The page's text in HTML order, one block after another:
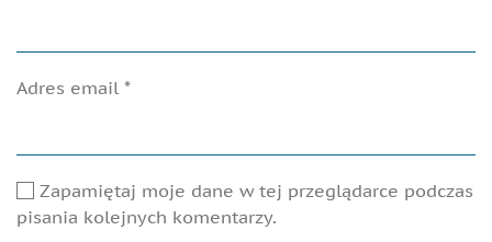
Adres email *
Zapamiętaj moje dane w tej przeglądarce podczas
pisania kolejnych komentarzy.